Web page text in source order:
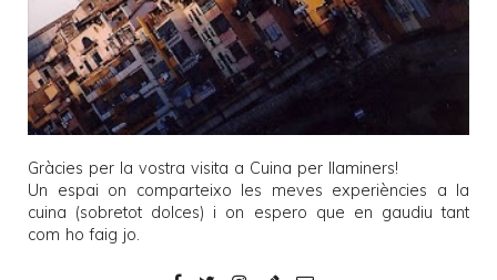
Gràcies per la vostra visita a Cuina per llaminers!
Un espai on comparteixo les meves experiències a la
cuina (sobretot dolces) i on espero que en gaudiu tant
com ho faig jo.